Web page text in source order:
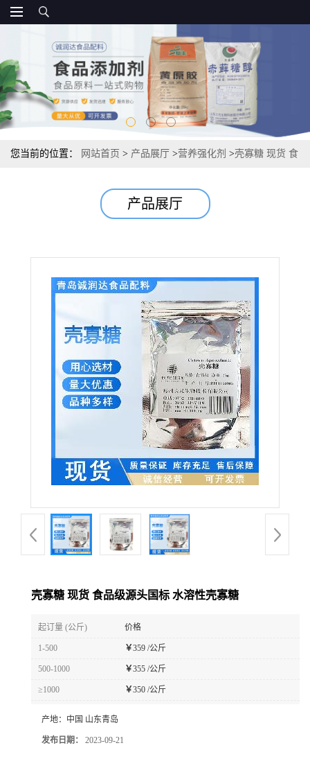
您当前的位置： 网站首页 > 产品展厅 >营养强化剂 >壳寡糖 现货 食
产品展厅
壳寡糖 现货 食品级源头国标 水溶性壳寡糖
起订量 (公斤) 价格
1-500 ￥359 /公斤
500-1000 ￥355 /公斤
≥1000 ￥350 /公斤
产地： 中国 山东青岛
发布日期： 2023-09-21